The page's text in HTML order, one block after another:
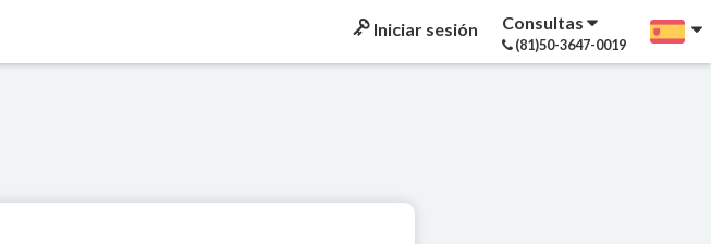
Iniciar sesión Consultas
(81)50-3647-0019